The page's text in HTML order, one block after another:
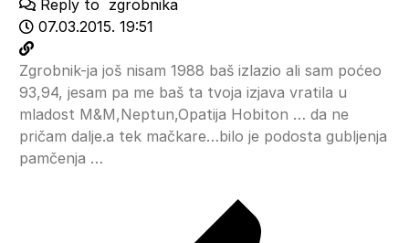
Reply to zgrobnika
07.03.2015. 19:51
Zgrobnik-ja još nisam 1988 baš izlazio ali sam poćeo
93,94, jesam pa me baš ta tvoja izjava vratila u
mladost M&M,Neptun,Opatija Hobiton … da ne
pričam dalje.a tek mačkare…bilo je podosta gubljenja
pamčenja …